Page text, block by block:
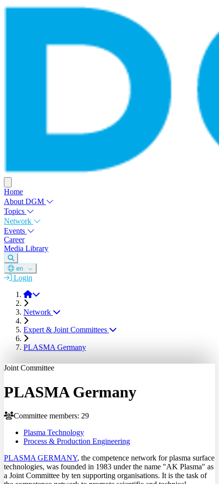
Home
About DGM
Topics
Network
Events
Career
Media Library
en
Login
DGM
Network
Expert & Joint Committees
PLASMA Germany
Joint Committee
PLASMA Germany
Committee members: 29
Plasma Technology
Process & Production Engineering
PLASMA GERMANY, the competence network for plasma surface
technologies, was founded in 1983 under the name "AK Plasma" as
a Joint Committee by ten supporting organisations. It is the task of